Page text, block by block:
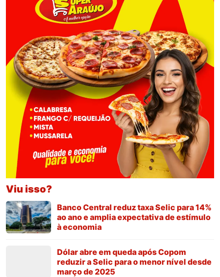
Viu isso?
Banco Central reduz taxa Selic para 14%
ao ano e amplia expectativa de estímulo
à economia
Dólar abre em queda após Copom
reduzir a Selic para o menor nível desde
março de 2025